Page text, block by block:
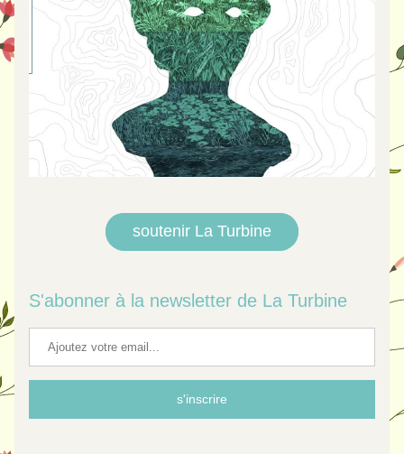
soutenir La Turbine
S'abonner à la newsletter de La Turbine
s'inscrire